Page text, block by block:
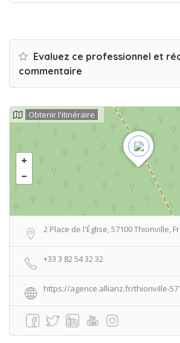
Evaluez ce professionnel et
commentaire
Obtenir l'itinéraire
2 Place de l'Église, 57100 Thionville,
+33 3 82 54 32 32
https://agence.allianz.fr/thionville-